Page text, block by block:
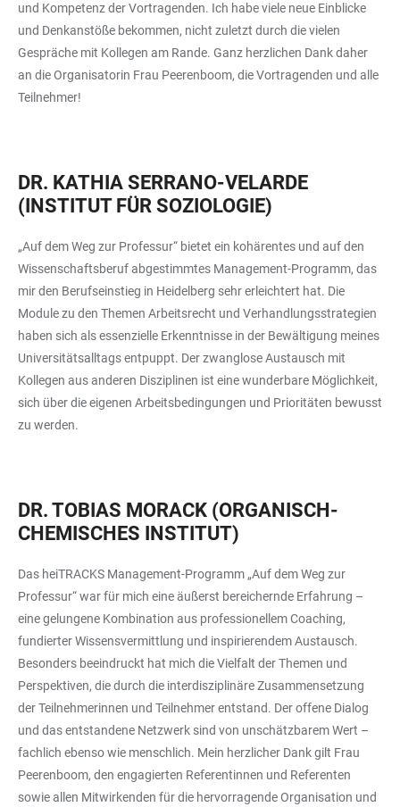
und Kompetenz der Vortragenden. Ich habe viele neue Einblicke
und Denkanstöße bekommen, nicht zuletzt durch die vielen
Gespräche mit Kollegen am Rande. Ganz herzlichen Dank daher
an die Organisatorin Frau Peerenboom, die Vortragenden und alle
Teilnehmer!
DR. KATHIA SERRANO-VELARDE
(INSTITUT FÜR SOZIOLOGIE)
„Auf dem Weg zur Professur“ bietet ein kohärentes und auf den
Wissenschaftsberuf abgestimmtes Management-Programm, das
mir den Berufseinstieg in Heidelberg sehr erleichtert hat. Die
Module zu den Themen Arbeitsrecht und Verhandlungsstrategien
haben sich als essenzielle Erkenntnisse in der Bewältigung meines
Universitätsalltags entpuppt. Der zwanglose Austausch mit
Kollegen aus anderen Disziplinen ist eine wunderbare Möglichkeit,
sich über die eigenen Arbeitsbedingungen und Prioritäten bewusst
zu werden.
DR. TOBIAS MORACK (ORGANISCH-
CHEMISCHES INSTITUT)
Das heiTRACKS Management-Programm „Auf dem Weg zur
Professur“ war für mich eine äußerst bereichernde Erfahrung –
eine gelungene Kombination aus professionellem Coaching,
fundierter Wissensvermittlung und inspirierendem Austausch.
Besonders beeindruckt hat mich die Vielfalt der Themen und
Perspektiven, die durch die interdisziplinäre Zusammensetzung
der Teilnehmerinnen und Teilnehmer entstand. Der offene Dialog
und das entstandene Netzwerk sind von unschätzbarem Wert –
fachlich ebenso wie menschlich. Mein herzlicher Dank gilt Frau
Peerenboom, den engagierten Referentinnen und Referenten
sowie allen Mitwirkenden für die hervorragende Organisation und